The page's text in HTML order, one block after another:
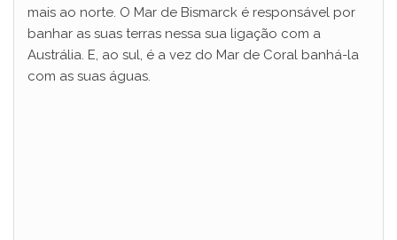
mais ao norte. O Mar de Bismarck é responsável por
banhar as suas terras nessa sua ligação com a
Austrália. E, ao sul, é a vez do Mar de Coral banhá-la
com as suas águas.